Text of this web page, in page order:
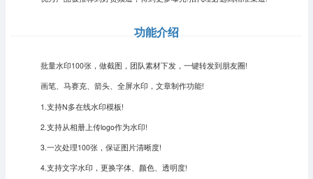
功能介绍
批量水印100张，做截图，团队素材下发，一键转发到朋友圈!
画笔、马赛克、箭头、全屏水印，文章制作功能!
1.支持N多在线水印模板!
2.支持从相册上传logo作为水印!
3.一次处理100张，保证图片清晰度!
4.支持文字水印，更换字体、颜色、透明度!